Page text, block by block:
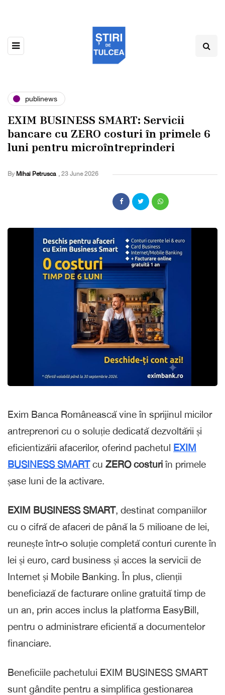
publinews
EXIM BUSINESS SMART: Servicii
bancare cu ZERO costuri în primele 6
luni pentru microîntreprinderi
By Mihai Petrusca , 23 June 2026
Exim Banca Românească vine în sprijinul micilor
antreprenori cu o soluție dedicată dezvoltării și
eficientizării afacerilor, oferind pachetul EXIM
BUSINESS SMARTcu ZERO costuriîn primele
șase luni de la activare.
EXIM BUSINESS SMART, destinat companiilor
cu o cifră de afaceri de până la 5 milioane de lei,
reunește într-o soluție completă conturi curente în
lei și euro, card business și acces la servicii de
Internet și Mobile Banking. În plus, clienții
beneficiază de facturare online gratuită timp de
un an, prin acces inclus la platforma EasyBill,
pentru o administrare eficientă a documentelor
financiare.
Beneficiile pachetului EXIM BUSINESS SMART
sunt gândite pentru a simplifica gestionarea